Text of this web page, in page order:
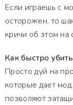
Если играешь с
осторожен, то
кричи об этом на
Как быстро
Просто дуй на
которые дает
позволяют